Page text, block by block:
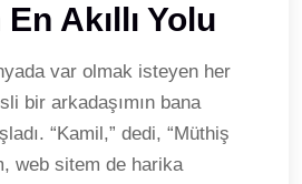
Akıllı Yolu
var olmak isteyen her
bir arkadaşımın bana
“Kamil,” dedi, “Müthiş
web sitem de harika